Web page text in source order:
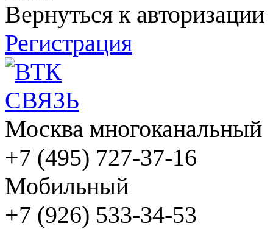
Вернуться к авторизации
Регистрация
Москва многоканальный
+7 (495) 727-37-16
Мобильный
+7 (926) 533-34-53